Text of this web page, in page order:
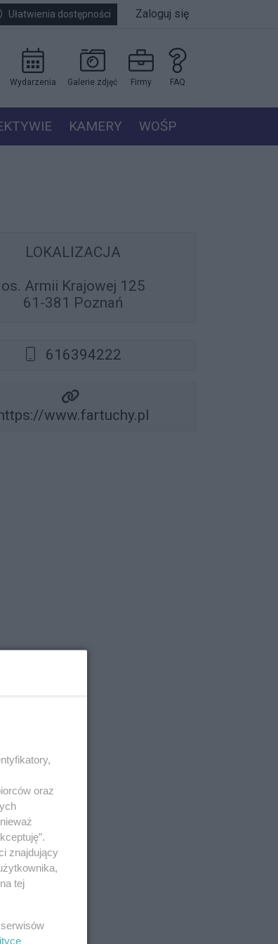
Ułatwienia dostępności Zaloguj się
Wydarzenia Galerie zdjęć Firmy FAQ
KAMERY WOŚP
LOKALIZACJA
os. Armii Krajowej 125
61-381 Poznań
616394222
https://www.fartuchy.pl
oraz
znajdujący
tej